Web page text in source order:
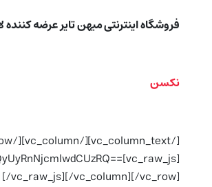
فروشگاه اینترنتی میهن تایر عرضه
نکسن
[/vc_raw_js][/vc_column][/vc_row]